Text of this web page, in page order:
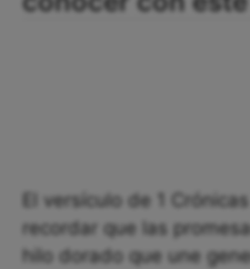
El versículo de 1
recordar que las
hilo dorado que une